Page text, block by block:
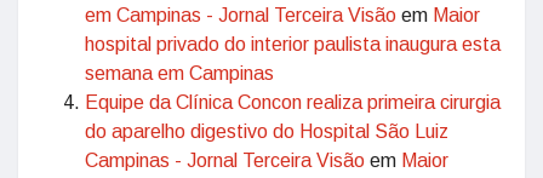
em Campinas - Jornal Terceira Visão em Maior
hospital privado do interior paulista inaugura esta
semana em Campinas
Equipe da Clínica Concon realiza primeira cirurgia
do aparelho digestivo do Hospital São Luiz
Campinas - Jornal Terceira Visão em Maior